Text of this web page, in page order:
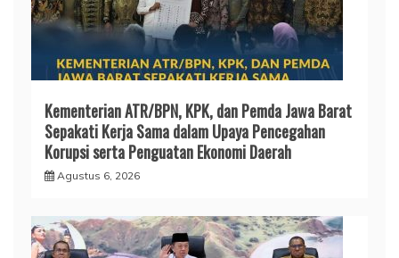
Kementerian ATR/BPN, KPK, dan Pemda Jawa Barat
Sepakati Kerja Sama dalam Upaya Pencegahan
Korupsi serta Penguatan Ekonomi Daerah
Agustus 6, 2026